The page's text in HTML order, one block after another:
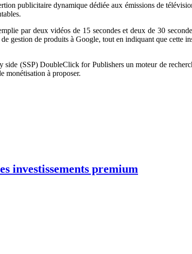
publicitaire dynamique dédiée aux émissions de
par deux vidéos de 15 secondes et deux de 30
gestion de produits à Google, tout en indiquant que cette
(SSP) DoubleClick for Publishers un moteur de
monétisation à proposer.
investissements premium